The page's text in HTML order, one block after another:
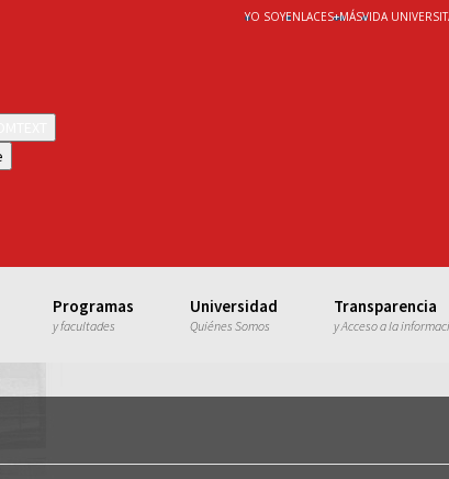
YO SOYENLACES+MÁSVIDA
Programas
y facultades
Universidad
Quiénes Somos
Transparencia
y Acceso a la